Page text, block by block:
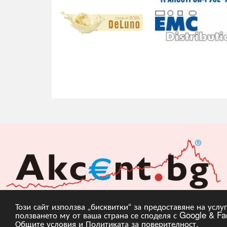
Този сайт използва „бисквитки“ за предоставяне на
ползването му от ваша страна се споделя с Google &
Общите условия и Политиката за поверителност.
Copyright © 2010,